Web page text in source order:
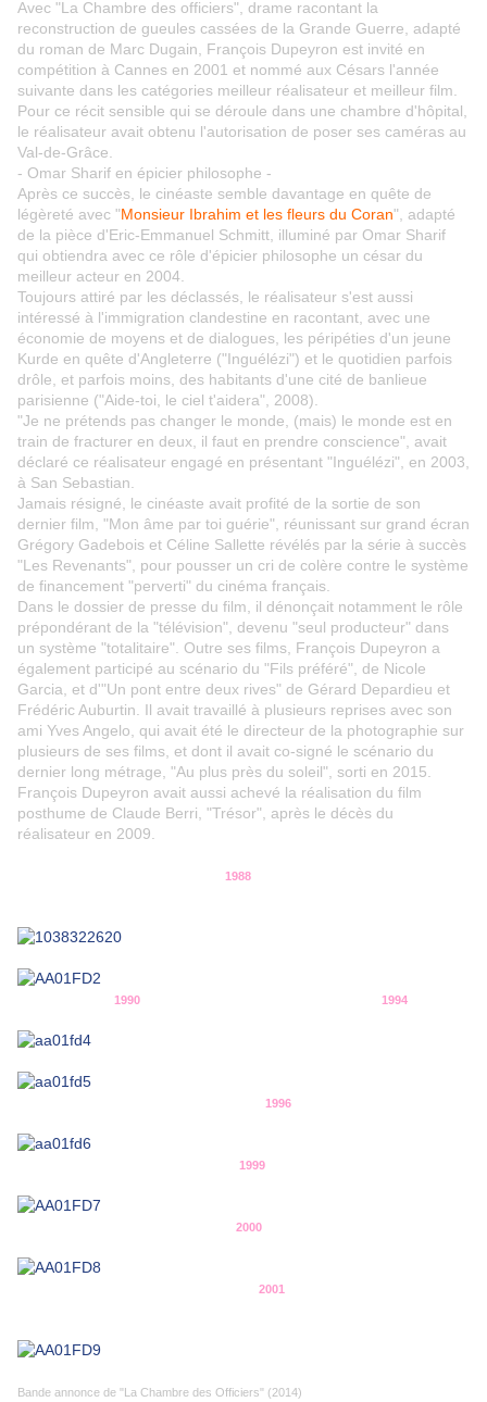
Avec "La Chambre des officiers", drame racontant la
reconstruction de gueules cassées de la Grande Guerre, adapté
du roman de Marc Dugain, François Dupeyron est invité en
compétition à Cannes en 2001 et nommé aux Césars l'année
suivante dans les catégories meilleur réalisateur et meilleur film.
Pour ce récit sensible qui se déroule dans une chambre d'hôpital,
le réalisateur avait obtenu l'autorisation de poser ses caméras au
Val-de-Grâce.
- Omar Sharif en épicier philosophe -
Après ce succès, le cinéaste semble davantage en quête de
légèreté avec "Monsieur Ibrahim et les fleurs du Coran", adapté
de la pièce d'Eric-Emmanuel Schmitt, illuminé par Omar Sharif
qui obtiendra avec ce rôle d'épicier philosophe un césar du
meilleur acteur en 2004.
Toujours attiré par les déclassés, le réalisateur s'est aussi
intéressé à l'immigration clandestine en racontant, avec une
économie de moyens et de dialogues, les péripéties d'un jeune
Kurde en quête d'Angleterre ("Inguélézi") et le quotidien parfois
drôle, et parfois moins, des habitants d'une cité de banlieue
parisienne ("Aide-toi, le ciel t'aidera", 2008).
"Je ne prétends pas changer le monde, (mais) le monde est en
train de fracturer en deux, il faut en prendre conscience", avait
déclaré ce réalisateur engagé en présentant "Inguélézi", en 2003,
à San Sebastian.
Jamais résigné, le cinéaste avait profité de la sortie de son
dernier film, "Mon âme par toi guérie", réunissant sur grand écran
Grégory Gadebois et Céline Sallette révélés par la série à succès
"Les Revenants", pour pousser un cri de colère contre le système
de financement "perverti" du cinéma français.
Dans le dossier de presse du film, il dénonçait notamment le rôle
prépondérant de la "télévision", devenu "seul producteur" dans
un système "totalitaire". Outre ses films, François Dupeyron a
également participé au scénario du "Fils préféré", de Nicole
Garcia, et d'"Un pont entre deux rives" de Gérard Depardieu et
Frédéric Auburtin. Il avait travaillé à plusieurs reprises avec son
ami Yves Angelo, qui avait été le directeur de la photographie sur
plusieurs de ses films, et dont il avait co-signé le scénario du
dernier long métrage, "Au plus près du soleil", sorti en 2015.
François Dupeyron avait aussi achevé la réalisation du film
posthume de Claude Berri, "Trésor", après le décès du
réalisateur en 2009.
1988
1990 1994
1996
1999
2000
2001
Bande annonce de "La Chambre des Officiers" (2014)